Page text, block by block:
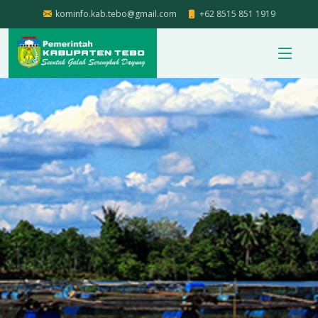
kominfo.kab.tebo@gmail.com +62 8515 851 1919